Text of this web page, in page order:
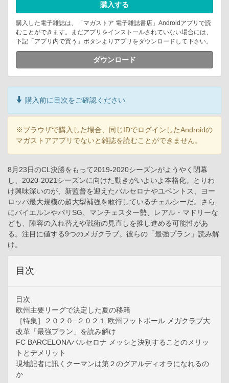
購入する
購入した電子雑誌は、「マガストア 電子雑誌書店」Androidアプリで読
むことができます。まだアプリをインストールされていない場合には、
下記「アプリ内で買う」ボタンよりアプリをダウンロードして下さい。
ダウンロード
購入前に目次をご確認ください
※ブラウザで購入した場合、同じIDでログインしたAndroidの
マガストアアプリでないと雑誌を読むことができません。
8月23日のCL決勝をもって2019-2020シーズンがようやく閉幕
し、2020-2021シーズンに向けた動きがいよいよ本格化。とりわ
け興味深いのが、新監督を迎えたバルセロナやユベントス、ヨー
ロッパ最大規模の超大型補強を敢行しているチェルシーだ。さら
にバイエルンやパリSG、マンチェスター勢、レアル・マドリーな
ども、陣容の入れ替えや戦術の見直しを推し進める可能性があ
る。注目に値する9つのメガクラブ。彼らの「最強プラン」読み解
け。
目次
目次
欧州主要リーグで決定した夏の移籍
［特集］２０２０−２０２１ 欧州フットボール メガクラブ大
改革「最強プラン」を読み解け
FC BARCELONAバルセロナ メッシと決別することのメリッ
トとデメリット
現地記者に訊くクーマンは第２のグアルディオラになれるの
か